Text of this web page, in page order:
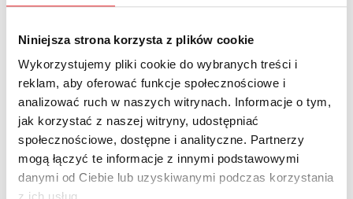
Niniejsza strona korzysta z plików cookie
Wykorzystujemy pliki cookie do wybranych treści i
reklam, aby oferować funkcje społecznościowe i
analizować ruch w naszych witrynach. Informacje o tym,
jak korzystać z naszej witryny, udostępniać
społecznościowe, dostępne i analityczne. Partnerzy
mogą łączyć te informacje z innymi podstawowymi
danymi od Ciebie lub uzyskiwanymi podczas korzystania
Imię i nazwisko: *